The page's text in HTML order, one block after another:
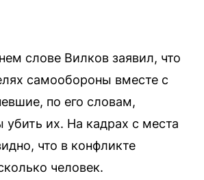
слове Вилков заявил, что
самообороны вместе с
по его словам,
убить их. На кадрах с места
что в конфликте
человек.